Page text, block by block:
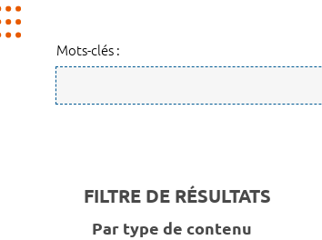
Mots-clés :
FILTRE DE RÉSULTATS
Par type de contenu